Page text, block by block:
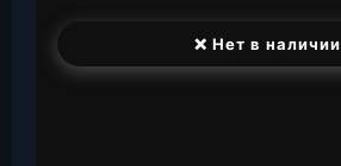
❌ Нет в наличии